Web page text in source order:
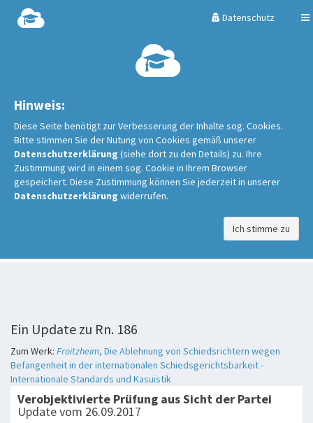
Hinweis:
Diese Seite benötigt zur Verbesserung der Inhalte sog. Cookies.
Bitte stimmen Sie der Nutung von Cookies gemäß unserer
Datenschutzerklärung (siehe dort zu den Details) zu. Ihre
Zustimmung wird in einem sog. Cookie in Ihrem Browser
gespeichert. Diese Zustimmung können Sie jederzeit in unserer
Datenschutzerklärung widerrufen.
Ich stimme zu
Datenschutz
Ein Update zu Rn. 186
Zum Werk: Froitzheim, Die Ablehnung von Schiedsrichtern wegen
Befangenheit in der internationalen Schiedsgerichtsbarkeit -
Internationale Standards und Kasuistik
Verobjektivierte Prüfung aus Sicht der Partei
Update vom 26.09.2017